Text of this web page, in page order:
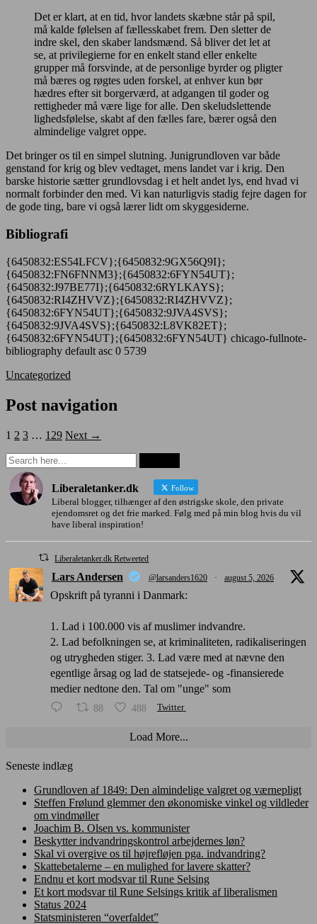
Det er klart, at en tid, hvor landets skæbne står på spil,
må kalde følelsen af fællesskabet frem. Den sletter de
indre skel, den skaber landsmænd. Så bliver det let at
se, at privilegierne for en enkelt stand eller enkelte
grupper må forsvinde, at de personlige byrder og pligter
må bæres og røgtes uden forskel, at enhver kun bør
hædres efter sit borgerværd, at adgangen til goder og
rettigheder må være lige for alle. Den skeludslettende
lighedsfølelse, skabt af den fælles fare, bærer også den
almindelige valgret oppe.
Det bringer os til en simpel slutning. Junigrundloven var både
genstand for krig og blev vedtaget, mens landet var i krig. Den
barske historie sætter grundlovsdag i et helt andet lys, end hvad vi
normalt forbinder den med. Vi kan naturligvis stadig fejre dagen for
de gode ting, bare vi også lærer lidt om skyggesiderne.
Bibliografi
{6450832:ES54LFCV};{6450832:9GX56Q9I};
{6450832:FN6FNNM3};{6450832:6FYN54UT};
{6450832:J97BE77I};{6450832:6RYLKAYS};
{6450832:RI4ZHVVZ};{6450832:RI4ZHVVZ};
{6450832:6FYN54UT};{6450832:9JVA4SVS};
{6450832:9JVA4SVS};{6450832:L8VK82ET};
{6450832:6FYN54UT};{6450832:6FYN54UT} chicago-fullnote-
bibliography default asc 0 5739
Uncategorized
Post navigation
1 2 3 … 129 Next →
Liberaletanker.dk Follow
Liberal blogger, tilhænger af den østrigske skole, den private
ejendomsret og det frie marked. Følg med på min blog hvis du vil
have liberal inspiration!
Liberaletanker.dk Retweeted
Lars Andersen @larsanders1620 · august 5, 2026
Opskrift på tyranni i Danmark:
1. Lad i 100.000 vis af muslimer indvandre.
2. Lad befolkningen se, at kriminaliteten, radikaliseringen
og utrygheden stiger. 3. Lad være med at nævne den
egentlige årsag og lad de statsejede- og -finansierede
medier nedtone den. Tal om "unge" som
88 488 Twitter
Load More...
Seneste indlæg
Grundloven af 1849: Den almindelige valgret og værnepligt
Steffen Frølund glemmer den økonomiske vinkel og vildleder
om vindmøller
Joachim B. Olsen vs. kommunister
Beskytter indvandringskontrol arbejdernes løn?
Skal vi overgive os til højrefløjen pga. indvandring?
Skattebetalerne – en mulighed for lavere skatter?
Endnu et kort modsvar til Rune Selsing
Et kort modsvar til Rune Selsings kritik af liberalismen
Status 2024
Statsministeren “overfaldet”